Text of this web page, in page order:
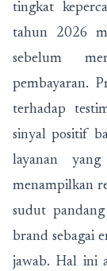
tingkat
tahun 2026
sebelum
pembayaran.
terhadap
sinyal positif
layanan
menampilkan
sudut
brand sebagai
jawab. Hal ini